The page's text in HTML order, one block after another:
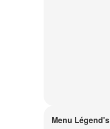
Menu Légend's